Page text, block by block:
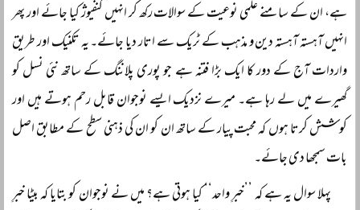
ہے، ان کے سامنے علمی نوعیت کے سوالات رکھ کر انہیں کنفیوژ کیا جائے اور پھر
انہیں آہستہ آہستہ دین و مذہب کے ٹریک سے اتار دیا جائے۔ یہ تکنیک اور طریق
واردات آج کے دور کا ایک بڑا فتنہ ہے جو پوری پلاننگ کے ساتھ نئی نسل کو
گھیرے میں لے رہا ہے۔ میرے نزدیک ایسے نوجوان قابل رحم ہوتے ہیں اور
کوشش کرتا ہوں کہ محبت پیار کے ساتھ ان کو ان کی ذہنی سطح کے مطابق اصل
بات سمجھا دی جائے۔
پہلا سوال یہ ہے کہ ’’خبرِ واحد‘‘ کیا ہوتی ہے؟ میں نے نوجوان کو بتایا کہ بیٹا خبرِ